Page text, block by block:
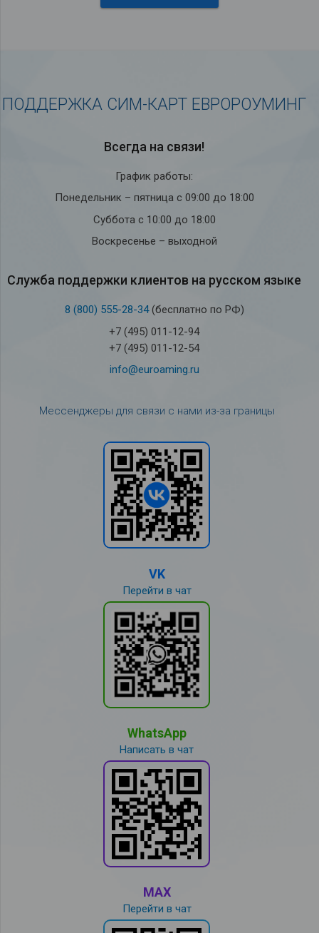
ПОДДЕРЖКА СИМ-КАРТ ЕВРОРОУМИНГ
Всегда на связи!
График работы:
Понедельник – пятница с 09:00 до 18:00
Суббота с 10:00 до 18:00
Воскресенье – выходной
Служба под­держки кли­ен­тов на рус­ском языке
8 (800) 555-28-34(бесплатно по РФ)
+7 (495) 011-12-94
+7 (495) 011-12-54
info@euroaming.ru
Мессенджеры для связи с нами из-за границы
VK
Перейти в чат
WhatsApp
Написать в чат
MAX
Перейти в чат